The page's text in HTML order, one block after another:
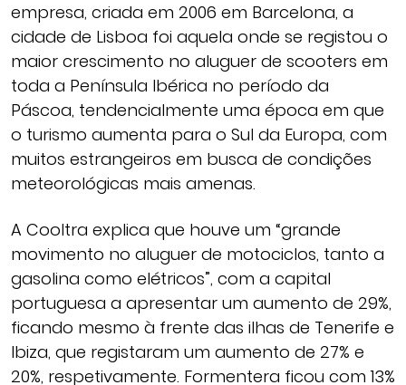
empresa, criada em 2006 em Barcelona, a
cidade de Lisboa foi aquela onde se registou o
maior crescimento no aluguer de scooters em
toda a Península Ibérica no período da
Páscoa, tendencialmente uma época em que
o turismo aumenta para o Sul da Europa, com
muitos estrangeiros em busca de condições
meteorológicas mais amenas.
A Cooltra explica que houve um “grande
movimento no aluguer de motociclos, tanto a
gasolina como elétricos”, com a capital
portuguesa a apresentar um aumento de 29%,
ficando mesmo à frente das ilhas de Tenerife e
Ibiza, que registaram um aumento de 27% e
20%, respetivamente. Formentera ficou com 13%